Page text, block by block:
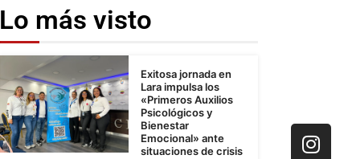
Lo más visto
Exitosa jornada en
Lara impulsa los
«Primeros Auxilios
Psicológicos y
Bienestar
Emocional» ante
situaciones de crisis